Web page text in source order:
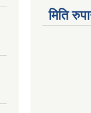
मिति